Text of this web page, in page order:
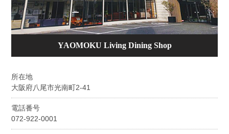
YAOMOKU Living Dining Shop
所在地
大阪府八尾市光南町2-41
電話番号
072-922-0001